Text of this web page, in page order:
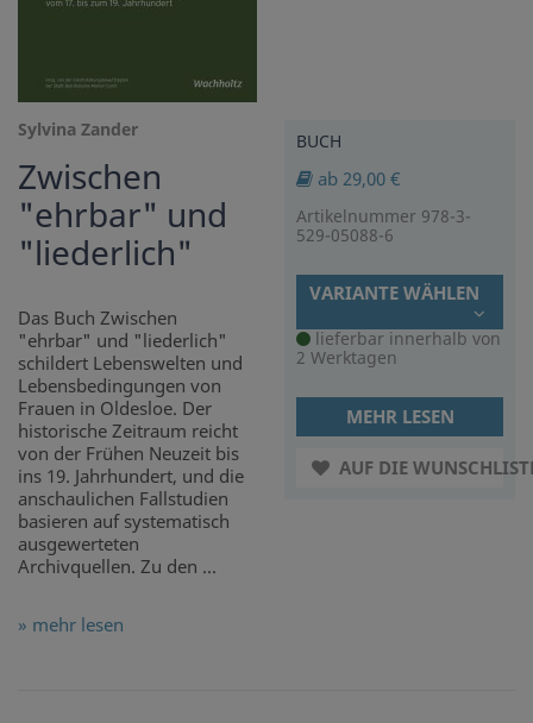
Sylvina Zander
Zwischen
"ehrbar" und
"liederlich"
Das Buch Zwischen
"ehrbar" und "liederlich"
schildert Lebenswelten und
Lebensbedingungen von
Frauen in Oldesloe. Der
historische Zeitraum reicht
von der Frühen Neuzeit bis
ins 19. Jahrhundert, und die
anschaulichen Fallstudien
basieren auf systematisch
ausgewerteten
Archivquellen. Zu den ...
» mehr lesen
BUCH
ab 29,00 €
Artikelnummer 978-3-
529-05088-6
VARIANTE WÄHLEN
lieferbar innerhalb von
2 Werktagen
MEHR LESEN
AUF DIE